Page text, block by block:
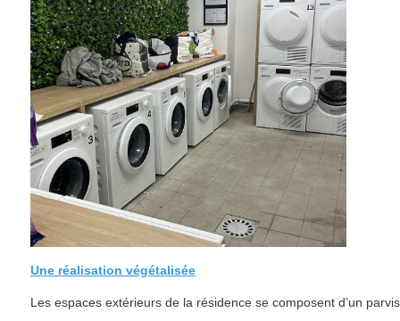
Une réalisation végétalisée
Les espaces extérieurs de la résidence se composent d’un